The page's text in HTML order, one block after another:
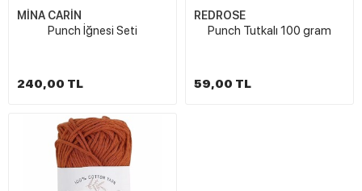
MİNA CARİN
Punch İğnesi Seti
240,00 TL
REDROSE
Punch Tutkalı 100 gram
59,00 TL